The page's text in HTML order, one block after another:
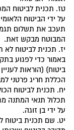
טז. תכנית לביטוח
על ידי הביטוח
תעכב את תשלום
המבוטח מבקש זאת.
יז. תכנית לביטוח לא
באמור כדי לפגוע
הכללת חריג פרטני
יח. תכנית לביטוח
תכלול תנאי המתנה
על ידי בן זוגה.
יט. שם תכנית ביטוח